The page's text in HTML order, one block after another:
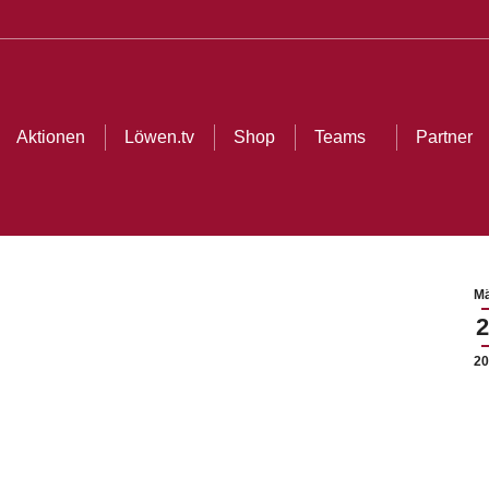
Aktionen Löwen.tv Shop Teams Partner